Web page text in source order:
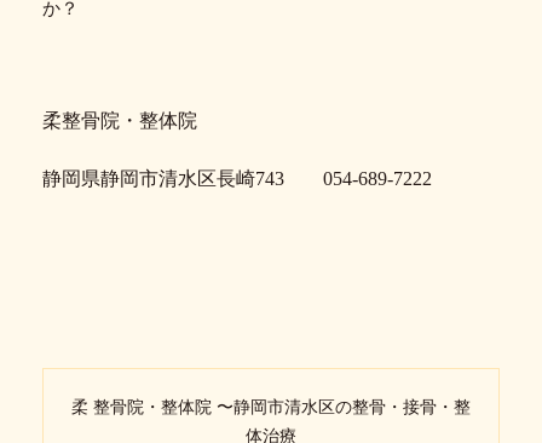
か？
柔整骨院・整体院
静岡県静岡市清水区長崎743 054-689-7222
柔 整骨院・整体院 〜静岡市清水区の整骨・接骨・整
体治療